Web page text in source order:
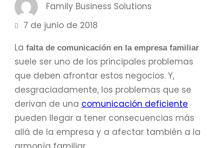
Family Business Solutions
7 de junio de 2018
La falta de comunicación en la empresa familiar
suele ser uno de los principales problemas
que deben afrontar estos negocios. Y,
desgraciadamente, los problemas que se
derivan de una comunicación deficiente
pueden llegar a tener consecuencias más
allá de la empresa y a afectar también a la